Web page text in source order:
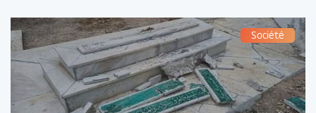
Société